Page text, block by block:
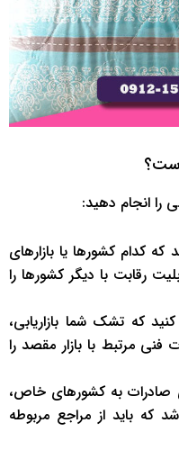
را انجام دهید:
که کدام کشورها یا بازارهای
رقابت با دیگر کشورها را
که تشک شما بازاریابی،
فنی مرتبط با بازار مقصد را
صادرات به کشورهای خاص،
که باید از مراجع مربوطه